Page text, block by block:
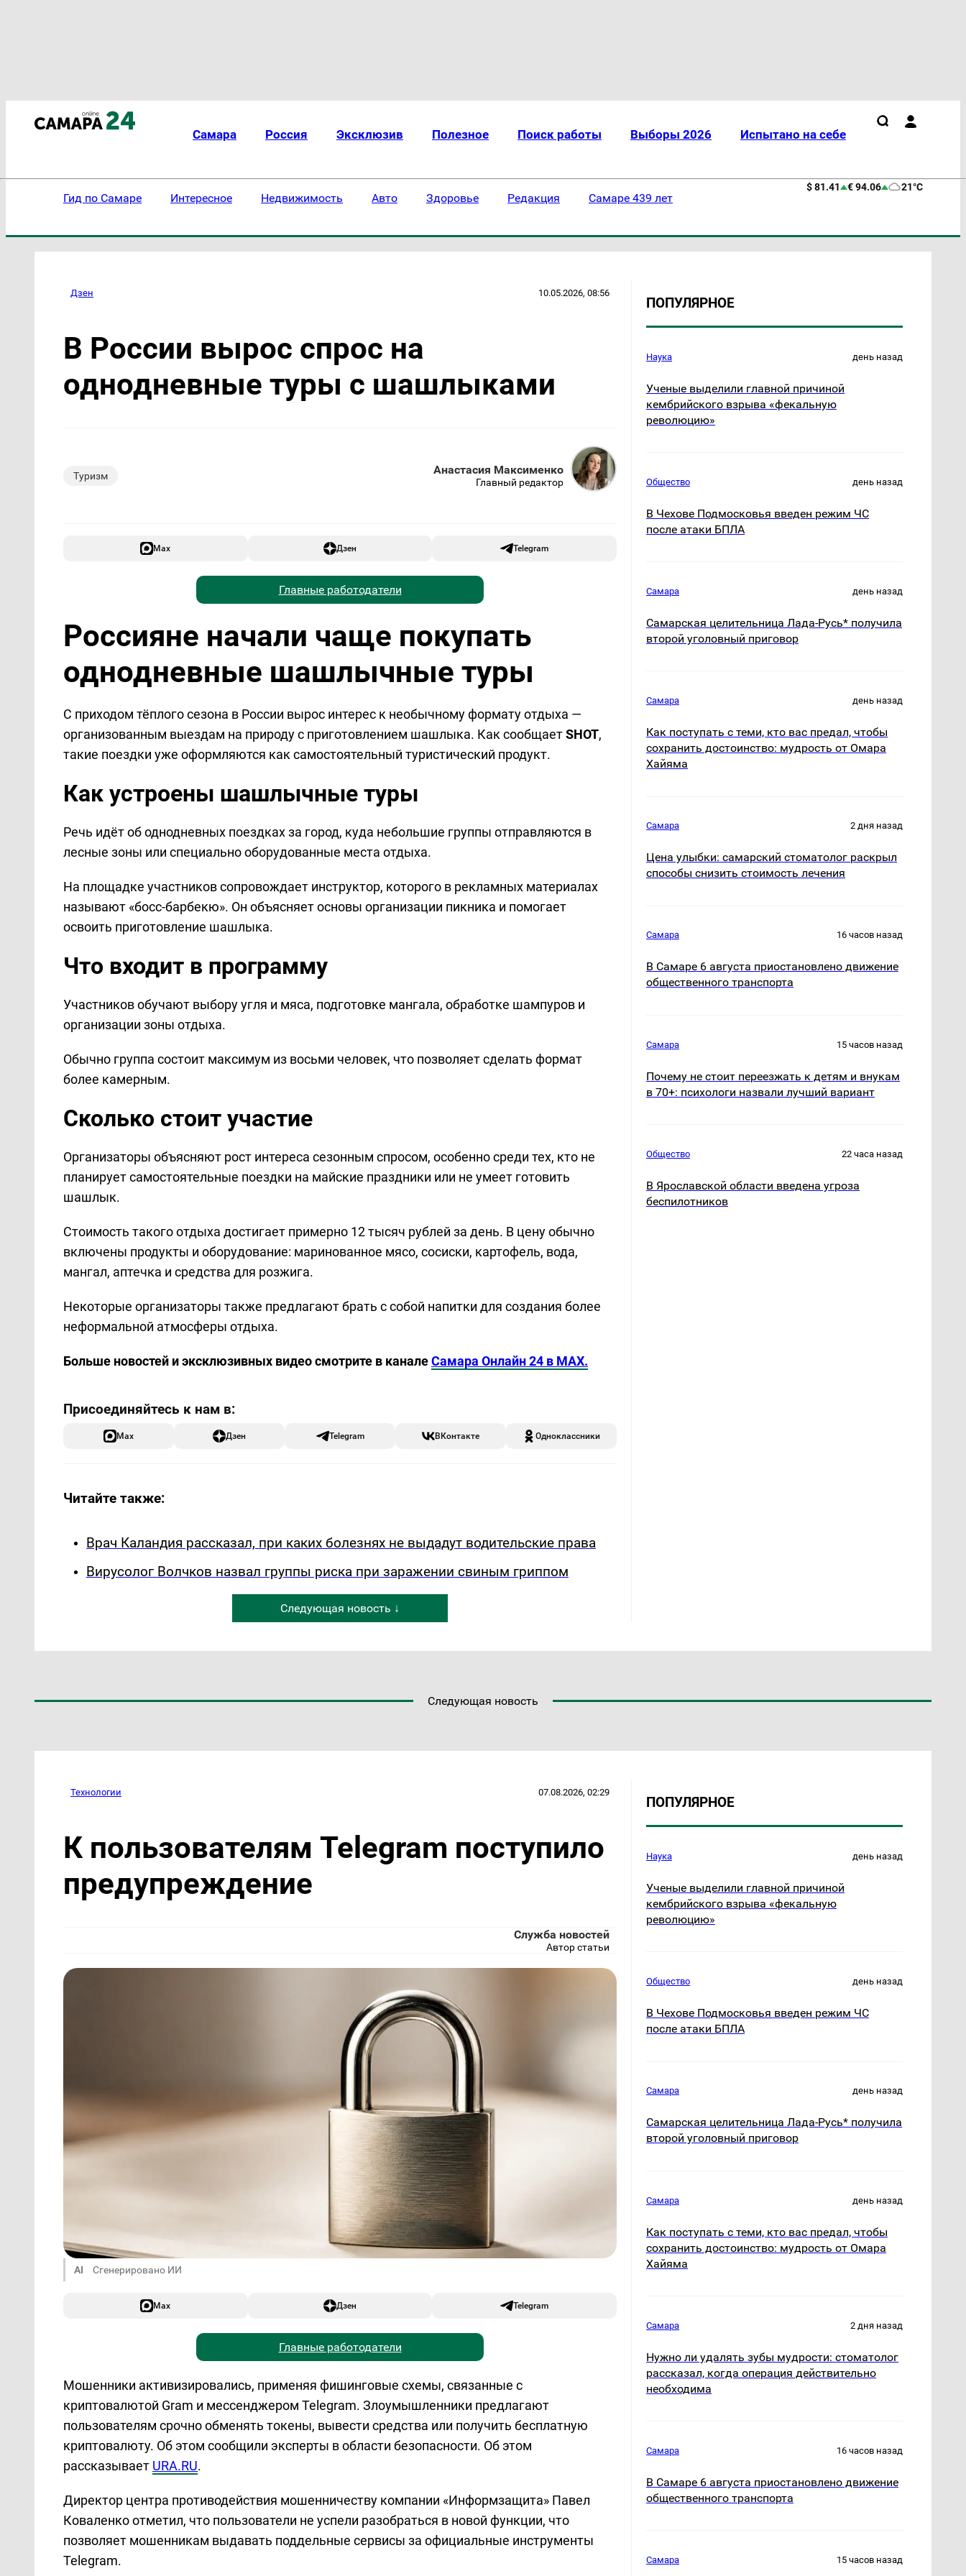
Самара Россия Эксклюзив Полезное Поиск работы Выборы 2026 Испытано на себе
Гид по Самаре Интересное Недвижимость Авто Здоровье Редакция Самаре 439 лет
$ 81.41 € 94.06 21°C
Дзен 10.05.2026, 08:56
В России вырос спрос на
однодневные туры с шашлыками
Туризм Анастасия Максименко
Главный редактор
Max Дзен Telegram
Главные работодатели
Россияне начали чаще покупать
однодневные шашлычные туры
С приходом тёплого сезона в России вырос интерес к необычному формату отдыха —
организованным выездам на природу с приготовлением шашлыка. Как сообщаетSHOT,
такие поездки уже оформляются как самостоятельный туристический продукт.
Как устроены шашлычные туры
Речь идёт об однодневных поездках за город, куда небольшие группы отправляются в
лесные зоны или специально оборудованные места отдыха.
На площадке участников сопровождает инструктор, которого в рекламных материалах
называют «босс-барбекю». Он объясняет основы организации пикника и помогает
освоить приготовление шашлыка.
Что входит в программу
Участников обучают выбору угля и мяса, подготовке мангала, обработке шампуров и
организации зоны отдыха.
Обычно группа состоит максимум из восьми человек, что позволяет сделать формат
более камерным.
Сколько стоит участие
Организаторы объясняют рост интереса сезонным спросом, особенно среди тех, кто не
планирует самостоятельные поездки на майские праздники или не умеет готовить
шашлык.
Стоимость такого отдыха достигает примерно 12 тысяч рублей за день. В цену обычно
включены продукты и оборудование: маринованное мясо, сосиски, картофель, вода,
мангал, аптечка и средства для розжига.
Некоторые организаторы также предлагают брать с собой напитки для создания более
неформальной атмосферы отдыха.
Больше новостей и эксклюзивных видео смотрите в каналеСамара Онлайн 24 в MAX.
Max Дзен Telegram ВКонтакте Одноклассники
Читайте также:
Врач Каландия рассказал, при каких болезнях не выдадут водительские права
Вирусолог Волчков назвал группы риска при заражении свиным гриппом
Следующая новость ↓
ПОПУЛЯРНОЕ
Наука день назад
Ученые выделили главной причиной
кембрийского взрыва «фекальную
революцию»
Общество день назад
В Чехове Подмосковья введен режим ЧС
после атаки БПЛА
Самара день назад
Самарская целительница Лада-Русь* получила
второй уголовный приговор
Самара день назад
Как поступать с теми, кто вас предал, чтобы
сохранить достоинство: мудрость от Омара
Хайяма
Самара 2 дня назад
Цена улыбки: самарский стоматолог раскрыл
способы снизить стоимость лечения
Самара 16 часов назад
В Самаре 6 августа приостановлено движение
общественного транспорта
Самара 15 часов назад
Почему не стоит переезжать к детям и внукам
в 70+: психологи назвали лучший вариант
Общество 22 часа назад
В Ярославской области введена угроза
беспилотников
Следующая новость
Технологии 07.08.2026, 02:29
К пользователям Telegram поступило
предупреждение
Служба новостей
Автор статьи
AI Сгенерировано ИИ
Max Дзен Telegram
Главные работодатели
Мошенники активизировались, применяя фишинговые схемы, связанные с
криптовалютой Gram и мессенджером Telegram. Злоумышленники предлагают
пользователям срочно обменять токены, вывести средства или получить бесплатную
криптовалюту. Об этом сообщили эксперты в области безопасности. Об этом
рассказывает URA.RU.
Директор центра противодействия мошенничеству компании «Информзащита» Павел
Коваленко отметил, что пользователи не успели разобраться в новой функции, что
позволяет мошенникам выдавать поддельные сервисы за официальные инструменты
Telegram.
ПОПУЛЯРНОЕ
Наука день назад
Ученые выделили главной причиной
кембрийского взрыва «фекальную
революцию»
Общество день назад
В Чехове Подмосковья введен режим ЧС
после атаки БПЛА
Самара день назад
Самарская целительница Лада-Русь* получила
второй уголовный приговор
Самара день назад
Как поступать с теми, кто вас предал, чтобы
сохранить достоинство: мудрость от Омара
Хайяма
Самара 2 дня назад
Нужно ли удалять зубы мудрости: стоматолог
рассказал, когда операция действительно
необходима
Самара 16 часов назад
В Самаре 6 августа приостановлено движение
общественного транспорта
Самара 15 часов назад